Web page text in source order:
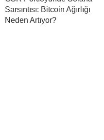
Sarsıntısı: Bitcoin Ağırlığı
Neden Artıyor?